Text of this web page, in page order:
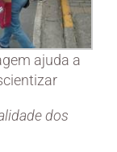
ajuda a
dos